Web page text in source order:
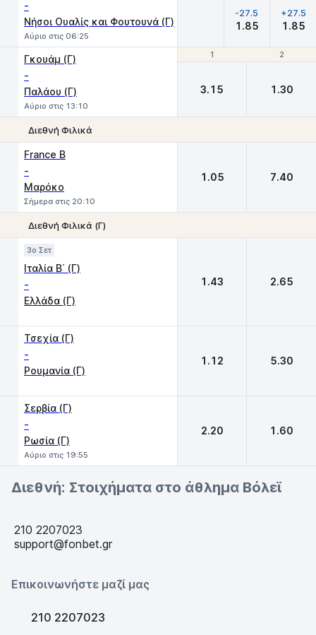
-
Νήσοι Ουαλίς και Φουτουνά (Γ)
Αύριο στις 06:25
-27.5
1.85
+27.5
1.85
1 2
Γκουάμ (Γ)
-
Παλάου (Γ)
Αύριο στις 13:10
1 2
3.15 1.30
Διεθνή Φιλικά
France B
-
Μαρόκο
Σήμερα στις 20:10
1.05 7.40
Διεθνή Φιλικά (Γ)
3o Σετ
Ιταλία Β΄ (Γ)
-
Ελλάδα (Γ)
1.43 2.65
Τσεχία (Γ)
-
Ρουμανία (Γ)
1.12 5.30
Σερβία (Γ)
-
Ρωσία (Γ)
Αύριο στις 19:55
2.20 1.60
Διεθνή: Στοιχήματα στο άθλημα Βόλεϊ
210 2207023
support@fonbet.gr
Επικοινωνήστε μαζί μας
210 2207023